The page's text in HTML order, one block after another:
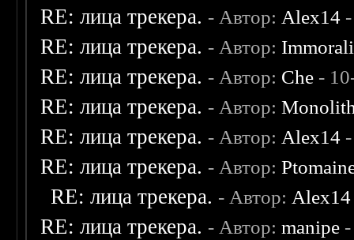
RE: лица трекера. - Автор: Alex14
RE: лица трекера. - Автор:
RE: лица трекера. - Автор: Che -
RE: лица трекера. - Автор:
RE: лица трекера. - Автор: Alex14
RE: лица трекера. - Автор:
RE: лица трекера. - Автор: Alex14
RE: лица трекера. - Автор:manipe